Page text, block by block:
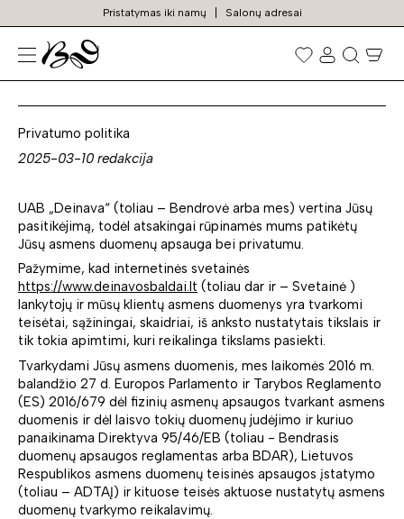
Pristatymas iki namų Salonų adresai
Prekių
paieška
Privatumo politika
Privatumo politika
2025-03-10 redakcija
UAB „Deinava“ (toliau – Bendrovė arba mes) vertina Jūsų
pasitikėjimą, todėl atsakingai rūpinamės mums patikėtų
Jūsų asmens duomenų apsauga bei privatumu.
Pažymime, kad internetinės svetainės
https://www.deinavosbaldai.lt (toliau dar ir – Svetainė )
lankytojų ir mūsų klientų asmens duomenys yra tvarkomi
teisėtai, sąžiningai, skaidriai, iš anksto nustatytais tikslais ir
tik tokia apimtimi, kuri reikalinga tikslams pasiekti.
Tvarkydami Jūsų asmens duomenis, mes laikomės 2016 m.
balandžio 27 d. Europos Parlamento ir Tarybos Reglamento
(ES) 2016/679 dėl fizinių asmenų apsaugos tvarkant asmens
duomenis ir dėl laisvo tokių duomenų judėjimo ir kuriuo
panaikinama Direktyva 95/46/EB (toliau - Bendrasis
duomenų apsaugos reglamentas arba BDAR), Lietuvos
Respublikos asmens duomenų teisinės apsaugos įstatymo
(toliau – ADTAĮ) ir kituose teisės aktuose nustatytų asmens
duomenų tvarkymo reikalavimų.